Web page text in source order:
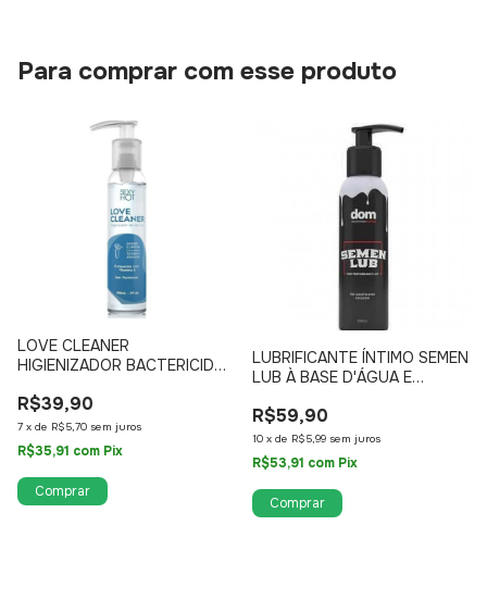
Para comprar com esse produto
LOVE CLEANER
HIGIENIZADOR BACTERICIDA
DE TOYS 100ML
R$39,90
7 x de R$5,70 sem juros
R$35,91 com Pix
LUBRIFICANTE ÍNTIMO SEMEN
LUB À BASE D'ÁGUA E
R$59,90
10 x de R$5,99 sem juros
R$53,91 com Pix